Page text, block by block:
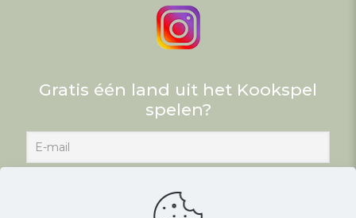
Gratis één land uit het Kookspel
spelen?